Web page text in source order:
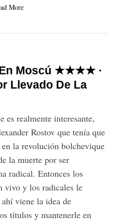
More
Moscú ★★★★ ·
Llevado De La
es realmente interesante,
Rostov que tenía que
en la revolución bolchevique
la muerte por ser
radical. Entonces los
vivo y los radicales le
viene la idea de
títulos y mantenerle en